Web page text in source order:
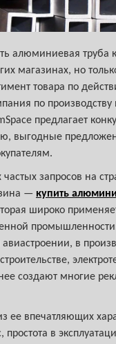
алюминиевая труба
магазинах, но
товара по
по
предлагает
выгодные
запросов на
— купить
широко
в
создают многие
ее впечатляющих
простота в